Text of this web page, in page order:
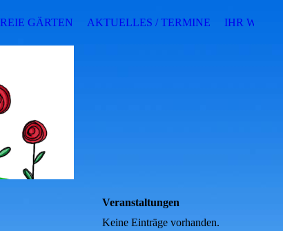
GÄRTEN AKTUELLES / TERMINE IHR WEG
Veranstaltungen
Keine Einträge vorhanden.